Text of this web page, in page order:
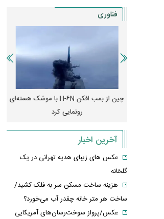
فناوری
پهپاد رهگیر یا موشک پدافند؛ قدرت تهدید
کدامیک بیشتر است؟
آخرین اخبار
عکس های زیبای هدیه تهرانی در یک
گلخانه
هزینه ساخت مسکن سر به فلک کشید/
ساخت هر متر خانه چقدر آب می‌خورد؟
عکس/پرواز سوخت‌رسان‌های آمریکایی